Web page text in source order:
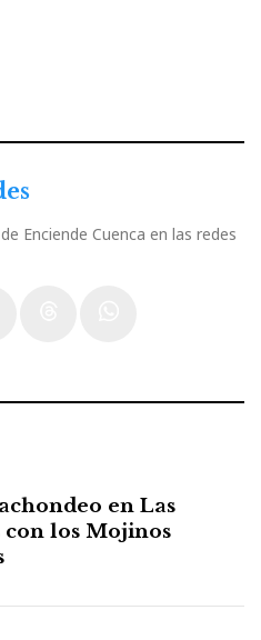
Enciende Cuenca en las redes
en Las
con los Mojinos